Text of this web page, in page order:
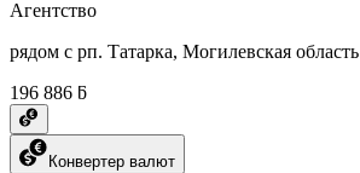
Агентство
рядом с рп. Татарка, Могилевская область
196 886 ƃ
Конвертер валют